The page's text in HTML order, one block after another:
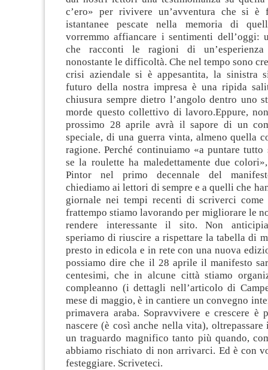
c’ero» per rivivere un’avventura che si è
istantanee pescate nella memoria di
vorremmo affiancare i sentimenti dell’oggi:
che racconti le ragioni di
nonostante le difficoltà. Che nel tempo sono
crisi aziendale si è appesantita, la sinistra
futuro della nostra impresa è una ripida
chiusura sempre dietro l’angolo dentro uno
morde questo collettivo di lavoro.Eppure,
prossimo 28 aprile avrà il sapore di un
speciale, di una guerra vinta, almeno quella
ragione. Perché continuiamo «a puntare tutto
se la roulette ha maledettamente due
Pintor nel primo decennale del
chiediamo ai lettori di sempre e a quelli che
giornale nei tempi recenti di scriverci come
frattempo stiamo lavorando per migliorare le
rendere interessante il sito. Non
speriamo di riuscire a rispettare la tabella di
presto in edicola e in rete con una nuova
possiamo dire che il 28 aprile il manifesto
centesimi, che in alcune città stiamo
compleanno (i dettagli nell’articolo di
mese di maggio, è in cantiere un convegno
primavera araba. Sopravvivere e crescere
nascere (è così anche nella vita), oltrepassare
un traguardo magnifico tanto più quando,
abbiamo rischiato di non arrivarci. Ed è con
festeggiare. Scriveteci.